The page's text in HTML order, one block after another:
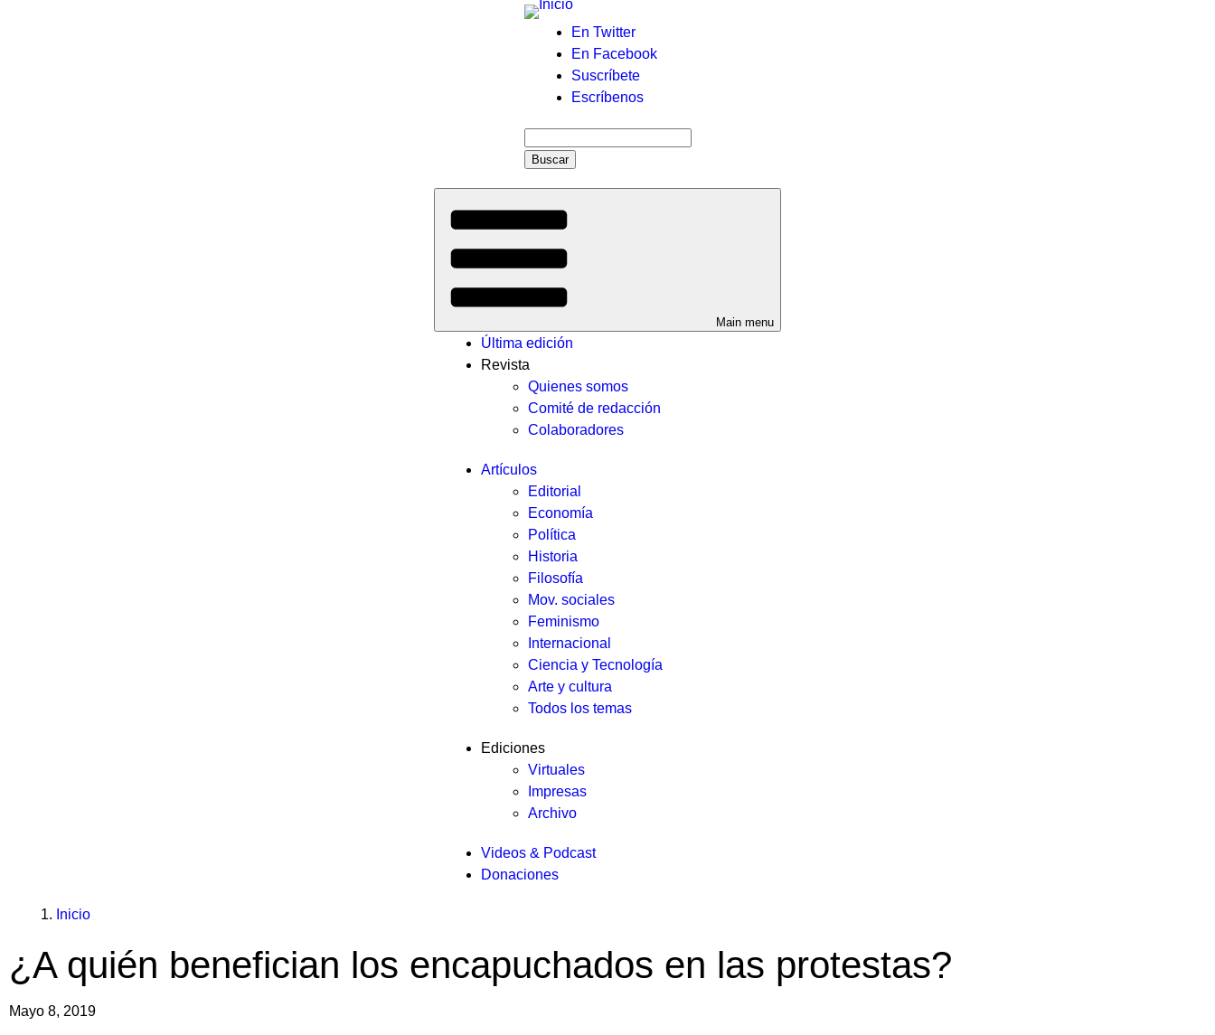
Menú
auxiliar
En Twitter
En Facebook
Suscríbete
Escríbenos
Main menu
Última edición
Revista
Quienes somos
Comité de redacción
Colaboradores
Artículos
Editorial
Economía
Política
Historia
Filosofía
Mov. sociales
Feminismo
Internacional
Ciencia y Tecnología
Arte y cultura
Todos los temas
Ediciones
Virtuales
Impresas
Archivo
Videos & Podcast
Donaciones
Enlaces
de
ayuda
a
You
here:
Inicio
¿A quién benefician los encapuchados en las protestas?
Mayo 8, 2019